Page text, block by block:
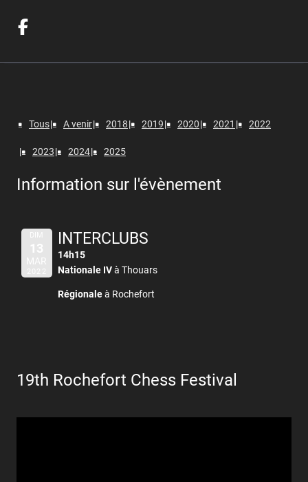
Tous A venir 2018 2019 2020 2021 2022
2023 2024 2025
Information sur l'évènement
DIM
13
MAR
2022
INTERCLUBS
14h15
Nationale IVà Thouars
Régionaleà Rochefort
19th Rochefort Chess Festival